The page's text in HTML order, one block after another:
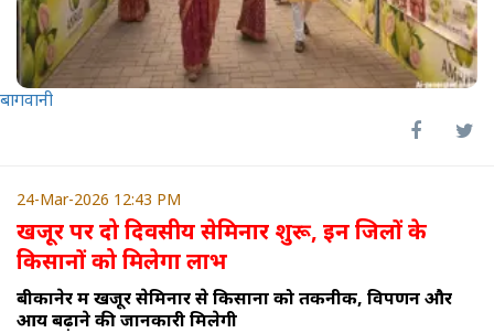
बागवानी
24-Mar-2026 12:43 PM
खजूर पर दो दिवसीय सेमिनार शुरू, इन जिलों के
किसानों को मिलेगा लाभ
बीकानेर में खजूर सेमिनार से किसानों को तकनीक, विपणन और
आय बढ़ाने की जानकारी मिलेगी